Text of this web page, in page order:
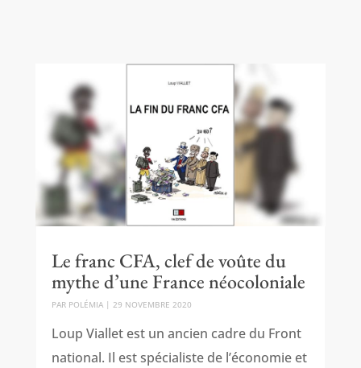
Le franc CFA, clef de voûte du
mythe d’une France néocoloniale
PAR POLÉMIA| 29 NOVEMBRE 2020
Loup Viallet est un ancien cadre du Front
national. Il est spécialiste de l’économie et